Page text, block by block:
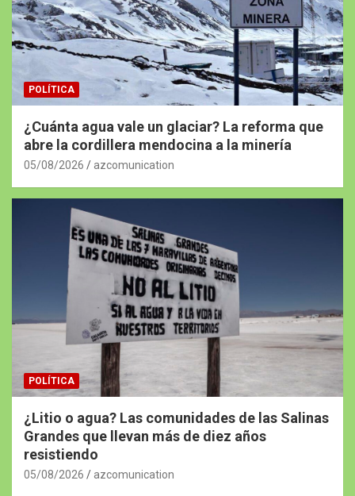
POLÍTICA
¿Cuánta agua vale un glaciar? La reforma que
abre la cordillera mendocina a la minería
05/08/2026 azcomunication
POLÍTICA
¿Litio o agua? Las comunidades de las Salinas
Grandes que llevan más de diez años
resistiendo
05/08/2026 azcomunication